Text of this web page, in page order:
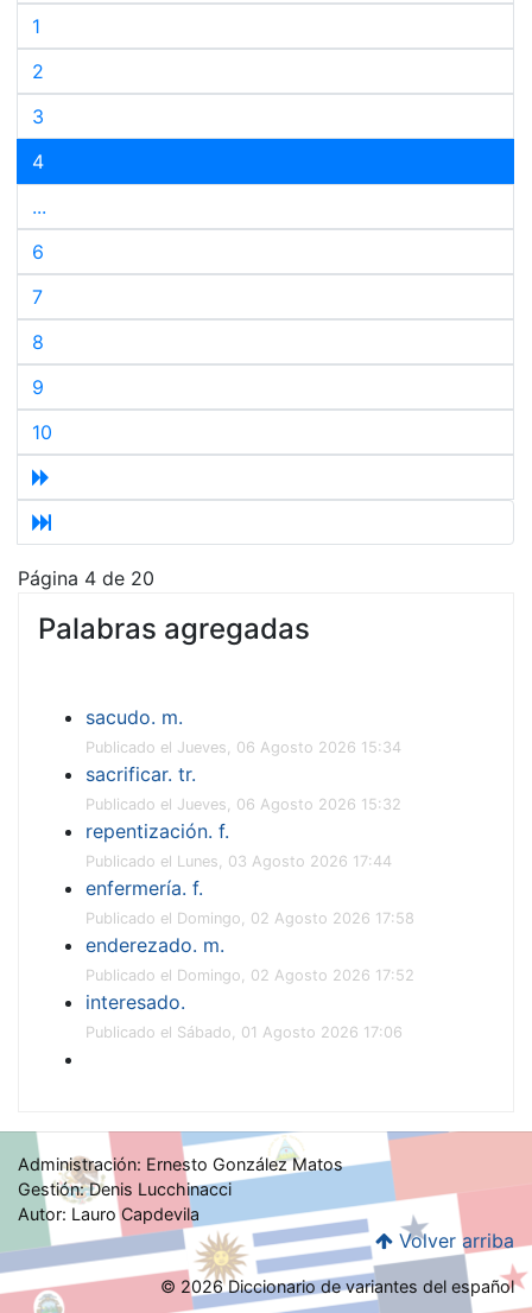
1
2
3
4
...
6
7
8
9
10
Página 4 de 20
Palabras agregadas
sacudo. m.
Publicado el Jueves, 06 Agosto 2026 15:34
sacrificar. tr.
Publicado el Jueves, 06 Agosto 2026 15:32
repentización. f.
Publicado el Lunes, 03 Agosto 2026 17:44
enfermería. f.
Publicado el Domingo, 02 Agosto 2026 17:58
enderezado. m.
Publicado el Domingo, 02 Agosto 2026 17:52
interesado.
Publicado el Sábado, 01 Agosto 2026 17:06
Administración: Ernesto González Matos
Gestión: Denis Lucchinacci
Autor: Lauro Capdevila
Volver arriba
© 2026 Diccionario de variantes del español